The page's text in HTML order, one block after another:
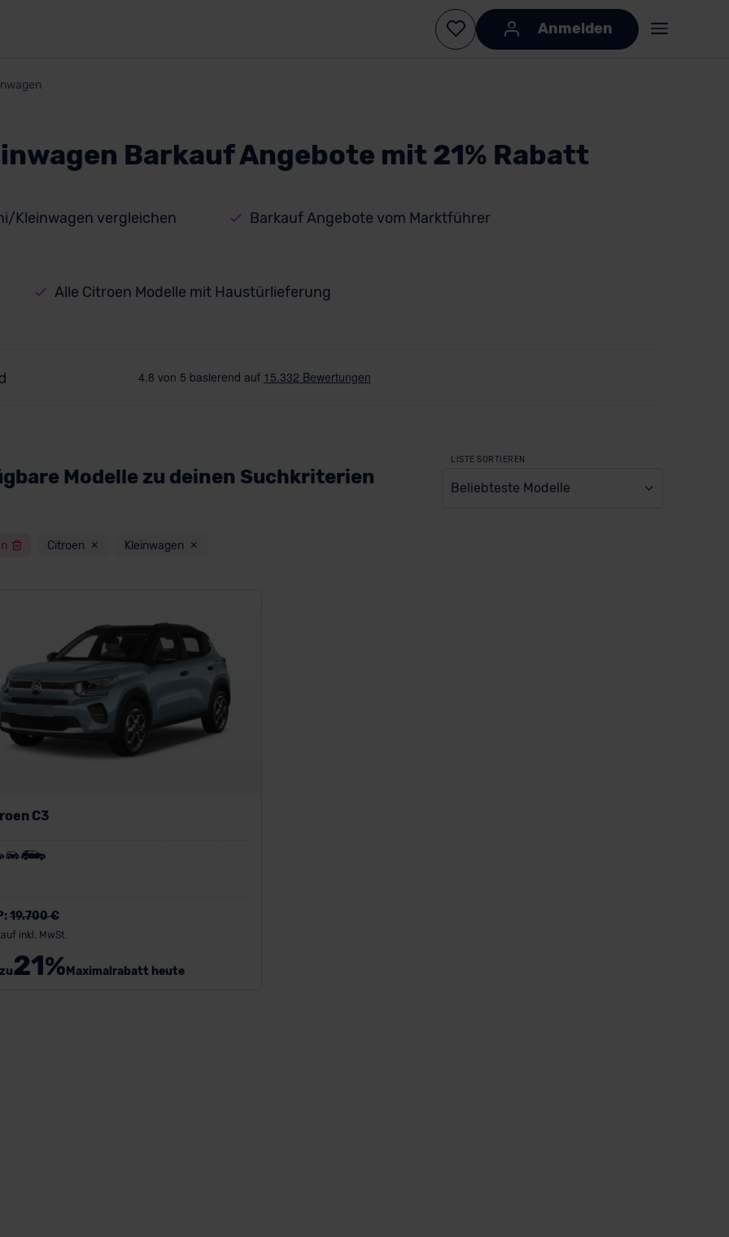
Anmelden
Barkauf Angebote mit 21% Rabatt
Kleinwagen vergleichen Barkauf Angebote vom Marktführer
Alle Citroen Modelle mit Haustürlieferung
Modelle zu deinen Suchkriterien
LISTE SORTIEREN
Beliebteste Modelle
Citroen Kleinwagen
C3
19.700 €
inkl. MwSt.
21% Maximalrabatt heute